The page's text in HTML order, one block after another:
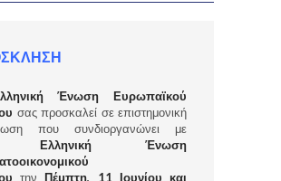
Ένωση Ευρωπαϊκού
σας προσκαλεί σε επιστημονική
που συνδιοργανώνει με
Ελληνική Ένωση
τηνΠέμπτη, 11 Ιουνίου και